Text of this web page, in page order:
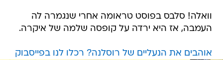
וואלה! סלבס בפוסט טראומה אחרי שנגמרה לה
העמבה, אז היא ירדה על קופסה שלמה של איקרה.
אוהבים את הנעליים של רוסלנה? רכלו לנו בפייסבוק